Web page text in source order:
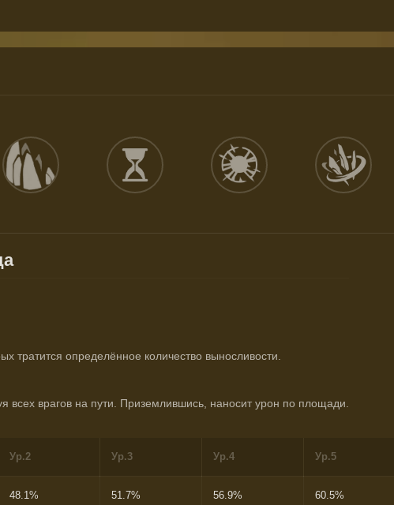
тратится определённое количество выносливости.
всех врагов на пути. Приземлившись, наносит урон по площади.
Ур.2 Ур.3 Ур.4 Ур.5
48.1% 51.7% 56.9% 60.5%